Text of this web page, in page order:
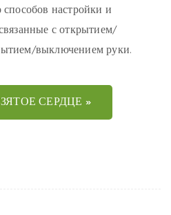
настройки и
с открытием/
выключением руки.
СЕРДЦЕ »